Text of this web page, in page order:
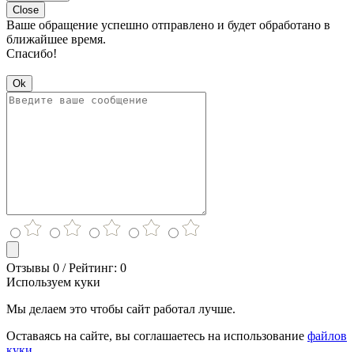
Close
Ваше обращение успешно отправлено и будет обработано в
ближайшее время.
Спасибо!
Ok
Отзывы 0 / Рейтинг: 0
Используем куки
Мы делаем это чтобы сайт работал лучше.
Оставаясь на сайте, вы соглашаетесь на использование файлов